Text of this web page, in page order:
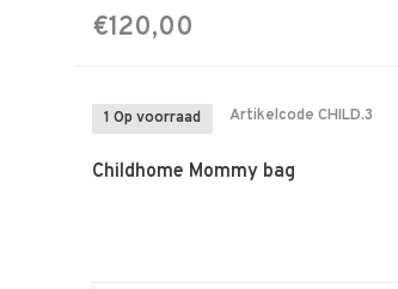
€120,00
1 Op voorraad Artikelcode CHILD.3
Childhome Mommy bag